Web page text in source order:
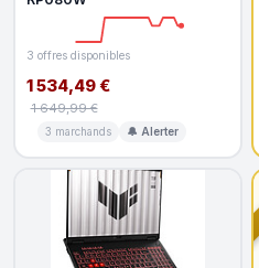
3 offres disponibles
1 534,49 €
1 649,99 €
3 marchands 🔔 Alerter